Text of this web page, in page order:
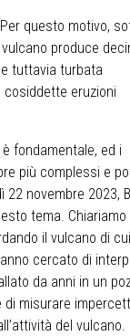
questo motivo,
produce
tuttavia turbata
cosiddette eruzioni
fondamentale, ed i
più complessi e
22 novembre 2023,
tema.
il vulcano di
cercato di
da anni in un
di misurare
del vulcano.